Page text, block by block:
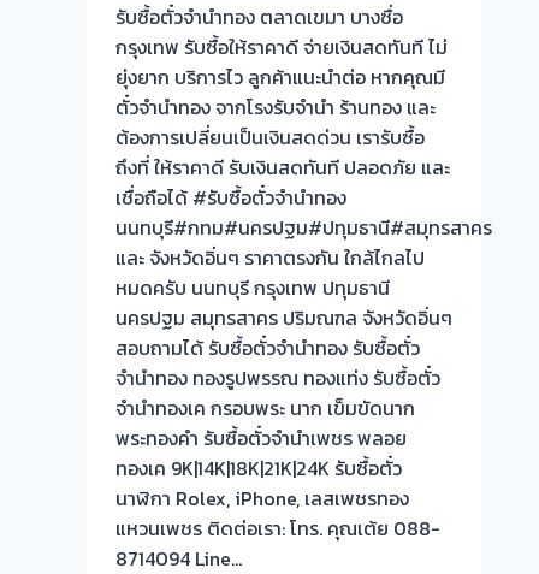
ร้าน
ทอง
ประเมิน
หน้า
ตั๋ว
ฟรี
จ่าย
สด
ทันที
ไม่
ต้อง
รอ
จบไว
รับซื้อตั๋วจำนำทอง ตลาดเขมา บางซื่อ
กรุงเทพ รับซื้อให้ราคาดี จ่ายเงินสดทันที ไม่
ยุ่งยาก บริการไว ลูกค้าแนะนำต่อ หากคุณมี
ตั๋วจำนำทอง จากโรงรับจำนำ ร้านทอง และ
ต้องการเปลี่ยนเป็นเงินสดด่วน เรารับซื้อ
ถึงที่ ให้ราคาดี รับเงินสดทันที ปลอดภัย และ
เชื่อถือได้ #รับซื้อตั๋วจำนำทอง
นนทบุรี#กทม#นครปฐม#ปทุมธานี#สมุทรสาคร
และ จังหวัดอิ่นๆ ราคาตรงกัน ใกล้ไกลไป
หมดครับ นนทบุรี กรุงเทพ ปทุมธานี
นครปฐม สมุทรสาคร ปริมณฑล จังหวัดอิ่นๆ
สอบถามได้ รับซื้อตั๋วจำนำทอง รับซื้อตั๋ว
จำนำทอง ทองรูปพรรณ ทองแท่ง รับซื้อตั๋ว
จำนำทองเค กรอบพระ นาก เข็มขัดนาก
พระทองคำ รับซื้อตั๋วจำนำเพชร พลอย
ทองเค 9K|14K|18K|21K|24K รับซื้อตั๋ว
นาฬิกา Rolex, iPhone, เลสเพชรทอง
แหวนเพชร ติดต่อเรา: โทร. คุณเต้ย 088-
8714094 Line…